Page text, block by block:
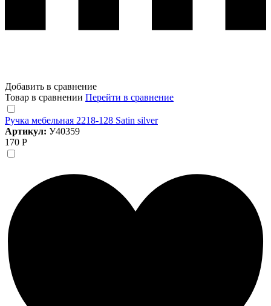
Добавить в сравнение
Товар в сравнении Перейти в сравнение
Ручка мебельная 2218-128 Satin silver
Артикул: У40359
170 Р